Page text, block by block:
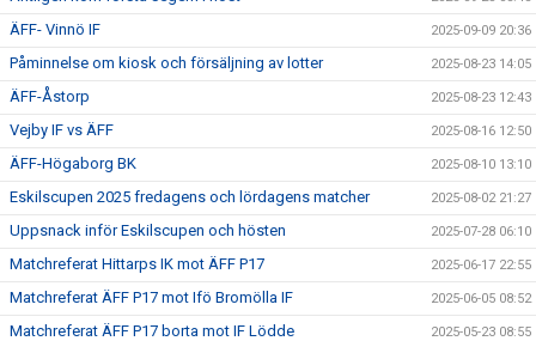
ÄFF- Vinnö IF 2025-09-09 20:36
Påminnelse om kiosk och försäljning av lotter 2025-08-23 14:05
ÄFF-Åstorp 2025-08-23 12:43
Vejby IF vs ÄFF 2025-08-16 12:50
ÄFF-Högaborg BK 2025-08-10 13:10
Eskilscupen 2025 fredagens och lördagens matcher 2025-08-02 21:27
Uppsnack inför Eskilscupen och hösten 2025-07-28 06:10
Matchreferat Hittarps IK mot ÄFF P17 2025-06-17 22:55
Matchreferat ÄFF P17 mot Ifö Bromölla IF 2025-06-05 08:52
Matchreferat ÄFF P17 borta mot IF Lödde 2025-05-23 08:55